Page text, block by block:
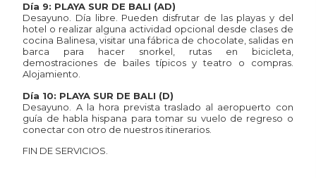
Día 9: PLAYA SUR DE BALI (AD)
Desayuno. Día libre. Pueden disfrutar de las playas y del
hotel o realizar alguna actividad opcional desde clases de
cocina Balinesa, visitar una fábrica de chocolate, salidas en
barca para hacer snorkel, rutas en bicicleta,
demostraciones de bailes típicos y teatro o compras.
Alojamiento.
Día 10: PLAYA SUR DE BALI (D)
Desayuno. A la hora prevista traslado al aeropuerto con
guía de habla hispana para tomar su vuelo de regreso o
conectar con otro de nuestros itinerarios.
FIN DE SERVICIOS.